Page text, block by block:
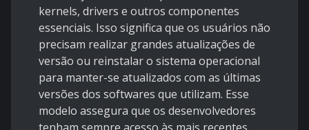
kernels, drivers e outros componentes
essenciais. Isso significa que os usuários não
precisam realizar grandes atualizações de
versão ou reinstalar o sistema operacional
para manter-se atualizados com as últimas
versões dos softwares que utilizam. Esse
modelo assegura que os desenvolvedores